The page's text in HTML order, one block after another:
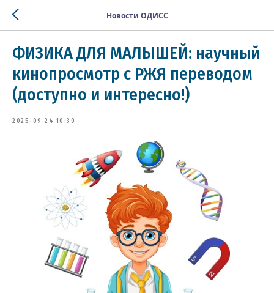
Новости ОДИСС
ФИЗИКА ДЛЯ МАЛЫШЕЙ: научный
кинопросмотр с РЖЯ переводом
(доступно и интересно!)
2025-09-24 10:30